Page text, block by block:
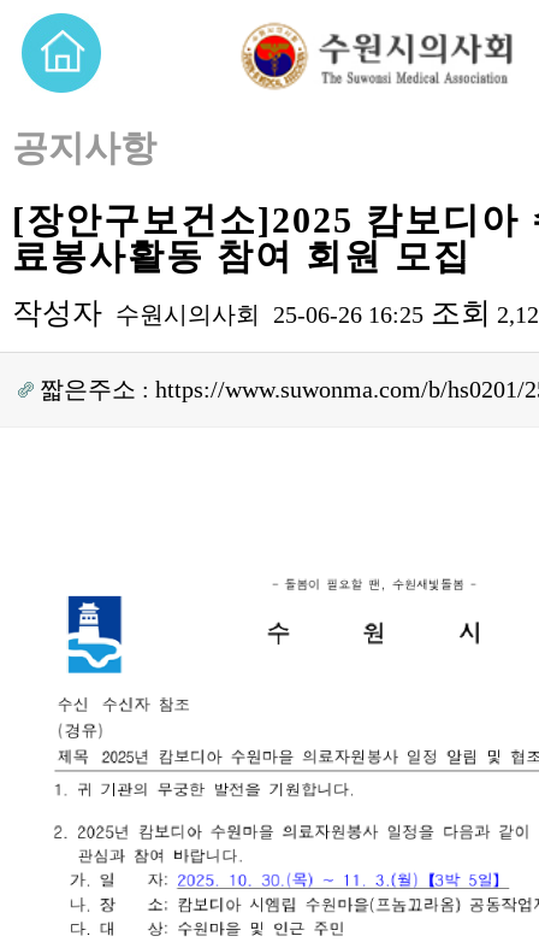
공지사항
[장안구보건소]2025 캄보디아
료봉사활동 참여 회원 모집
작성자 수원시의사회 25-06-26 16:25 조회
짧은주소 : https://www.suwonma.com/b/hs0201/